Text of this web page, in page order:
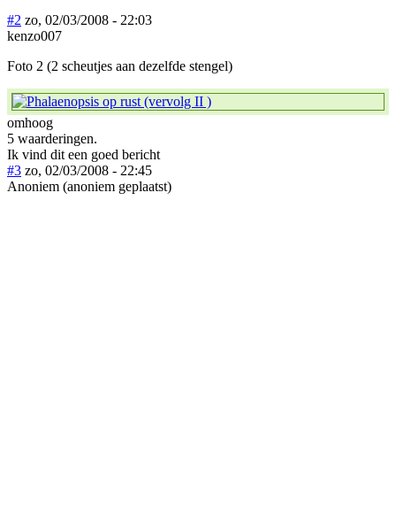
#2 zo, 02/03/2008 - 22:03
kenzo007
Foto 2 (2 scheutjes aan dezelfde stengel)
omhoog
5 waarderingen.
Ik vind dit een goed bericht
#3 zo, 02/03/2008 - 22:45
Anoniem (anoniem geplaatst)